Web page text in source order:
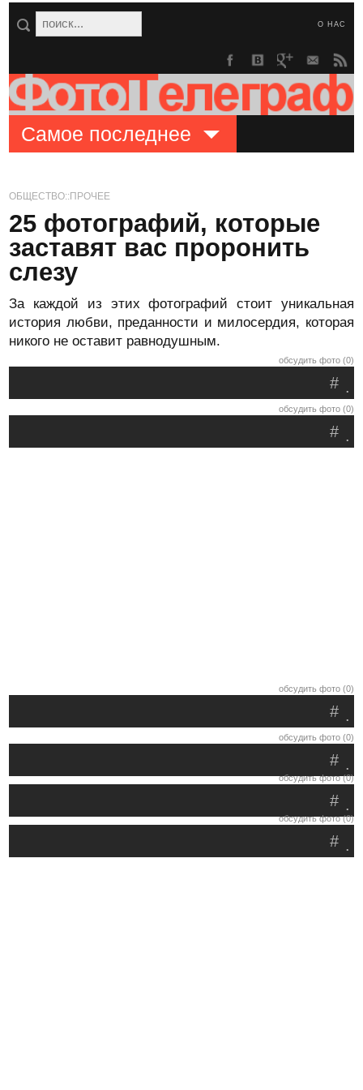
О НАС
Самое последнее
ОБЩЕСТВО::ПРОЧЕЕ
25 фотографий, которые
заставят вас проронить
слезу
За каждой из этих фотографий стоит уникальная
история любви, преданности и милосердия, которая
никого не оставит равнодушным.
обсудить фото (0)
.
#
обсудить фото (0)
.
#
обсудить фото (0)
.
#
обсудить фото (0)
.
#
обсудить фото (0)
.
#
обсудить фото (0)
.
#